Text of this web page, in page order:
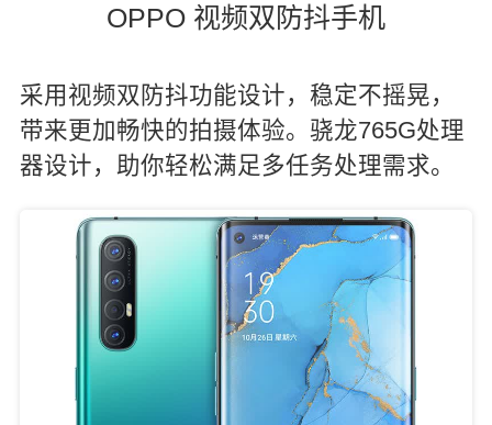
OPPO 视频双防抖手机
采用视频双防抖功能设计，稳定不摇晃，
带来更加畅快的拍摄体验。骁龙765G处理
器设计，助你轻松满足多任务处理需求。